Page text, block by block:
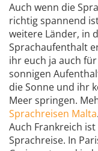
Auch wenn die
richtig spannend
weitere Länder, in
Sprachaufenthalt
ihr euch ja auch
sonnigen
die Sonne und ihr
Meer springen.
Sprachreisen Malta.
Auch Frankreich
Sprachreise. In